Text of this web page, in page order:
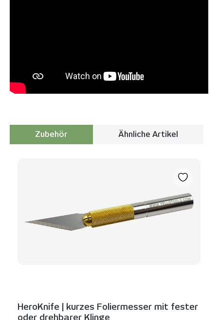
Zubehör
Ähnliche Artikel
HeroKnife | kurzes Foliermesser mit fester
oder drehbarer Klinge